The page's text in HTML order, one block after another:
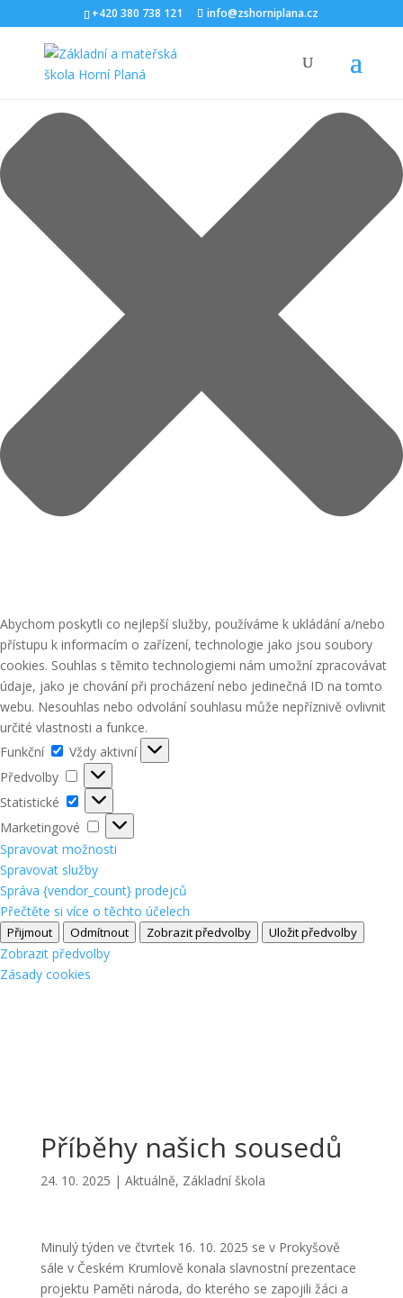
Spravovat Souhlas s cookies
Abychom poskytli co nejlepší služby, používáme k ukládání a/nebo
přístupu k informacím o zařízení, technologie jako jsou soubory
cookies. Souhlas s těmito technologiemi nám umožní zpracovávat
údaje, jako je chování při procházení nebo jedinečná ID na tomto
webu. Nesouhlas nebo odvolání souhlasu může nepříznivě ovlivnit
určité vlastnosti a funkce.
Funkční
Funkční
Vždy aktivní
Předvolby
Předvolby
Statistické
Statistické
Marketingové
Marketingové
Spravovat možnosti
Spravovat služby
Správa {vendor_count} prodejců
Přečtěte si více o těchto účelech
Přijmout Odmítnout Zobrazit předvolby Uložit předvolby
Zobrazit předvolby
Zásady cookies
+420 380 738 121 info@zshorniplana.cz
Příběhy našich sousedů
24. 10. 2025 | Aktuálně, Základní škola
Minulý týden ve čtvrtek 16. 10. 2025 se v Prokyšově
sále v Českém Krumlově konala slavnostní prezentace
projektu Paměti národa, do kterého se zapojili žáci a